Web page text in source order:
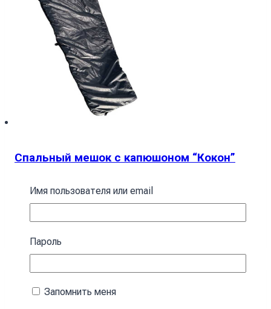
Спальный мешок с капюшоном “Кокон”
капюшоном
Имя пользователя или email
Пароль
Запомнить меня